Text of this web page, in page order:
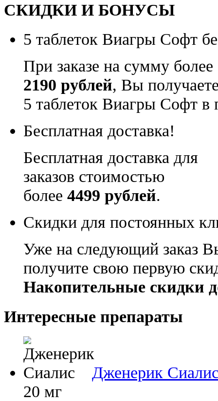
СКИДКИ И БОНУСЫ
5 таблеток Виагры Софт
При заказе на сумму более
2190 рублей, Вы
5 таблеток Виагры Софт в
Бесплатная доставка!
Бесплатная доставка для
заказов стоимостью
более 4499 рублей.
Скидки для постоянных
Уже на следующий заказ
получите свою первую
Накопительные скидки
Интересные препараты
Дженерик
20 мг